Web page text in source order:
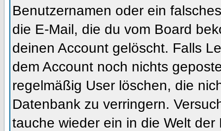
Benutzernamen oder ein
die E-Mail, die du vom Board
deinen Account gelöscht. Falls
dem Account noch nichts
regelmäßig User löschen, die
Datenbank zu verringern.
tauche wieder ein in die Welt der